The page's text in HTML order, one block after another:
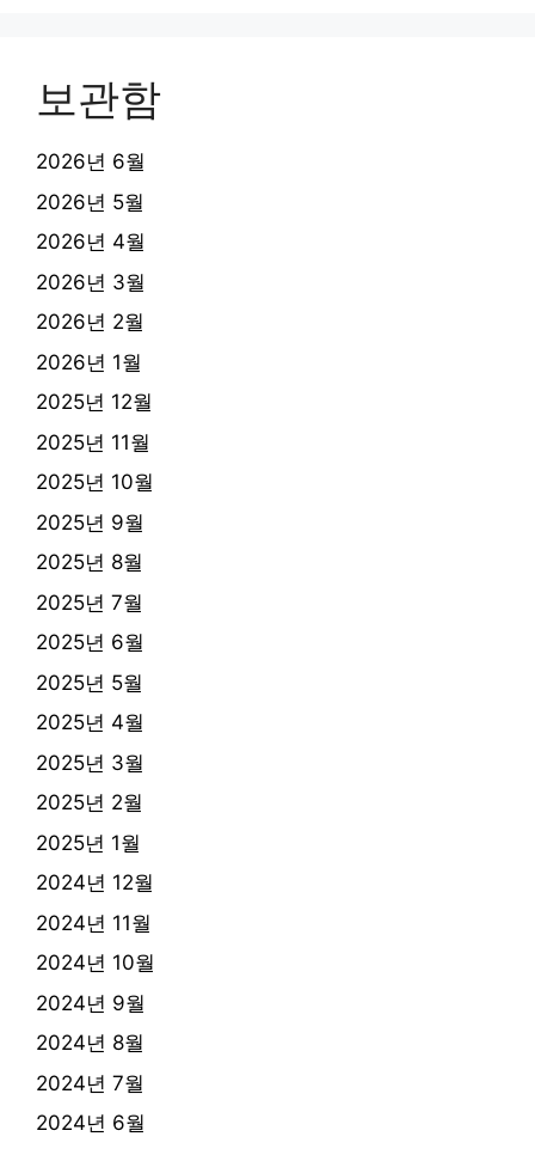
보관함
2026년 6월
2026년 5월
2026년 4월
2026년 3월
2026년 2월
2026년 1월
2025년 12월
2025년 11월
2025년 10월
2025년 9월
2025년 8월
2025년 7월
2025년 6월
2025년 5월
2025년 4월
2025년 3월
2025년 2월
2025년 1월
2024년 12월
2024년 11월
2024년 10월
2024년 9월
2024년 8월
2024년 7월
2024년 6월